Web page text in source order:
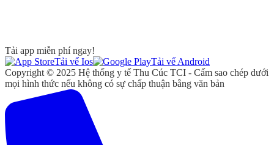
Tải app miễn phí ngay!
Tải vể Ios
Tải vể Android
Copyright © 2025 Hệ thống y tế Thu Cúc TCI - Cấm sao chép dưới
mọi hình thức nếu không có sự chấp thuận bằng văn bản